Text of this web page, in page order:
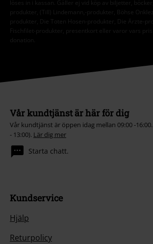
löses in i kassan. Gäller ej vid köp av biljetter,
produkter, (Till) Lindemann,-produkter, Böhse
produkter, Die Toten Hosen-produkter, Die Ärzte-
Fischfilet-produkter, presentkort eller varor vars
donation.
Vår kundtjänst är här för dig
Vår kundtjänst är öppen idag mellan 09:00 -
- 13:00). Lär dig mer
Starta chatt.
Kundservice
Hjälp
Returpolicy